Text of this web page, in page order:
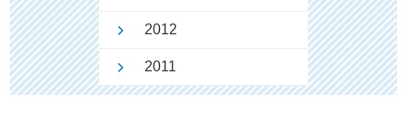
2012
2011